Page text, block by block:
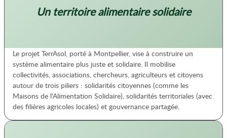
Un territoire alimentaire solidaire
Le projet TerrAsol, porté à Montpellier, vise à construire un
système alimentaire plus juste et solidaire. Il mobilise
collectivités, associations, chercheurs, agriculteurs et citoyens
autour de trois piliers : solidarités citoyennes (comme les
Maisons de l'Alimentation Solidaire), solidarités territoriales (avec
des filières agricoles locales) et gouvernance partagée.